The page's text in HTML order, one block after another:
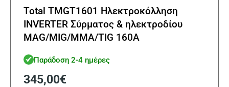
Total TMGT1601 Ηλεκτροκόλληση
INVERTER Σύρματος & ηλεκτροδίου
MAG/MIG/MMA/TIG 160A
Παράδοση 2-4 ημέρες
345,00€